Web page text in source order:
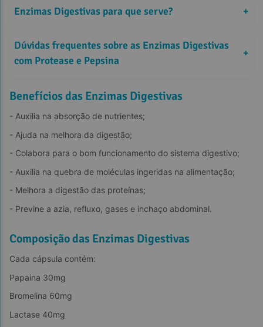
Benefícios da Papaina
Enzimas Digestivas para que serve? +
Auxilia na digestão de proteínas
Colabora para  funcionamento do sistema digestivo
Dúvidas frequentes sobre as Enzimas Digestivas
com Protease e Pepsina
+
Como tomar Enzimas Digestivas com Protease e Pepsina Biostévi?
Quais são os efeitos colaterais das Enzimas Digestivas com
Protease e Pepsina?
Enzimas digestivas emagrece em quanto tempo?
Benefícios das Enzimas Digestivas
- Auxilia na absorção de nutrientes;
- Ajuda na melhora da digestão;
- Colabora para o bom funcionamento do sistema digestivo;
- Auxilia na quebra de moléculas ingeridas na alimentação;
- Melhora a digestão das proteínas;
- Previne a azia, refluxo, gases e inchaço abdominal.
Composição das Enzimas Digestivas
Cada cápsula contém:
Papaina 30mg
Bromelina 60mg
Lactase 40mg